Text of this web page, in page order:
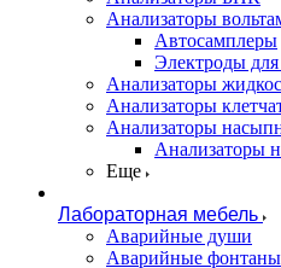
Анализаторы
Автосамплеры
Электроды для
Анализаторы
Анализаторы
Анализаторы
Анализаторы
Еще
Лабораторная мебель
Аварийные души
Аварийные фонтаны